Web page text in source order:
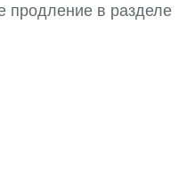
продление в разделе